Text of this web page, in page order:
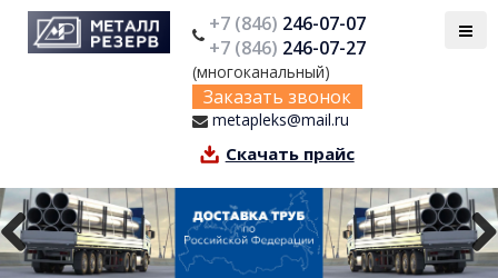
+7 (846) 246-07-07
+7 (846) 246-07-27
(многоканальный)
Заказать звонок
metapleks@mail.ru
Скачать прайс
Previous Next